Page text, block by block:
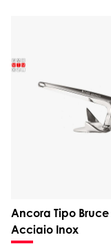
Ancora Tipo Bruce
Acciaio Inox